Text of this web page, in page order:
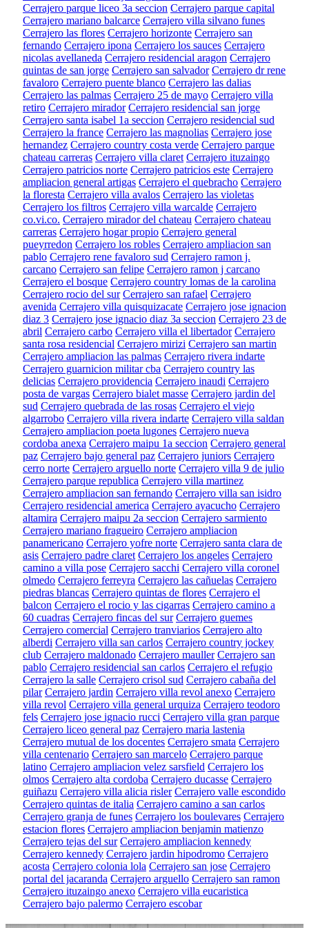
Cerrajero parque liceo 3a seccion Cerrajero parque capital
Cerrajero mariano balcarce Cerrajero villa silvano funes
Cerrajero las flores Cerrajero horizonte Cerrajero san
fernando Cerrajero ipona Cerrajero los sauces Cerrajero
nicolas avellaneda Cerrajero residencial aragon Cerrajero
quintas de san jorge Cerrajero san salvador Cerrajero dr rene
favaloro Cerrajero puente blanco Cerrajero las dalias
Cerrajero las palmas Cerrajero 25 de mayo Cerrajero villa
retiro Cerrajero mirador Cerrajero residencial san jorge
Cerrajero santa isabel 1a seccion Cerrajero residencial sud
Cerrajero la france Cerrajero las magnolias Cerrajero jose
hernandez Cerrajero country costa verde Cerrajero parque
chateau carreras Cerrajero villa claret Cerrajero ituzaingo
Cerrajero patricios norte Cerrajero patricios este Cerrajero
ampliacion general artigas Cerrajero el quebracho Cerrajero
la floresta Cerrajero villa avalos Cerrajero las violetas
Cerrajero los filtros Cerrajero villa warcalde Cerrajero
co.vi.co. Cerrajero mirador del chateau Cerrajero chateau
carreras Cerrajero hogar propio Cerrajero general
pueyrredon Cerrajero los robles Cerrajero ampliacion san
pablo Cerrajero rene favaloro sud Cerrajero ramon j.
carcano Cerrajero san felipe Cerrajero ramon j carcano
Cerrajero el bosque Cerrajero country lomas de la carolina
Cerrajero rocio del sur Cerrajero san rafael Cerrajero
avenida Cerrajero villa quisquizacate Cerrajero jose ignacion
diaz 3 Cerrajero jose ignacio diaz 3a seccion Cerrajero 23 de
abril Cerrajero carbo Cerrajero villa el libertador Cerrajero
santa rosa residencial Cerrajero mirizi Cerrajero san martin
Cerrajero ampliacion las palmas Cerrajero rivera indarte
Cerrajero guarnicion militar cba Cerrajero country las
delicias Cerrajero providencia Cerrajero inaudi Cerrajero
posta de vargas Cerrajero bialet masse Cerrajero jardin del
sud Cerrajero quebrada de las rosas Cerrajero el viejo
algarrobo Cerrajero villa rivera indarte Cerrajero villa saldan
Cerrajero ampliacion poeta lugones Cerrajero nueva
cordoba anexa Cerrajero maipu 1a seccion Cerrajero general
paz Cerrajero bajo general paz Cerrajero juniors Cerrajero
cerro norte Cerrajero arguello norte Cerrajero villa 9 de julio
Cerrajero parque republica Cerrajero villa martinez
Cerrajero ampliacion san fernando Cerrajero villa san isidro
Cerrajero residencial america Cerrajero ayacucho Cerrajero
altamira Cerrajero maipu 2a seccion Cerrajero sarmiento
Cerrajero mariano fragueiro Cerrajero ampliacion
panamericano Cerrajero yofre norte Cerrajero santa clara de
asis Cerrajero padre claret Cerrajero los angeles Cerrajero
camino a villa pose Cerrajero sacchi Cerrajero villa coronel
olmedo Cerrajero ferreyra Cerrajero las cañuelas Cerrajero
piedras blancas Cerrajero quintas de flores Cerrajero el
balcon Cerrajero el rocio y las cigarras Cerrajero camino a
60 cuadras Cerrajero fincas del sur Cerrajero guemes
Cerrajero comercial Cerrajero tranviarios Cerrajero alto
alberdi Cerrajero villa san carlos Cerrajero country jockey
club Cerrajero maldonado Cerrajero mauller Cerrajero san
pablo Cerrajero residencial san carlos Cerrajero el refugio
Cerrajero la salle Cerrajero crisol sud Cerrajero cabaña del
pilar Cerrajero jardin Cerrajero villa revol anexo Cerrajero
villa revol Cerrajero villa general urquiza Cerrajero teodoro
fels Cerrajero jose ignacio rucci Cerrajero villa gran parque
Cerrajero liceo general paz Cerrajero maria lastenia
Cerrajero mutual de los docentes Cerrajero smata Cerrajero
villa centenario Cerrajero san marcelo Cerrajero parque
latino Cerrajero ampliacion velez sarsfield Cerrajero los
olmos Cerrajero alta cordoba Cerrajero ducasse Cerrajero
guiñazu Cerrajero villa alicia risler Cerrajero valle escondido
Cerrajero quintas de italia Cerrajero camino a san carlos
Cerrajero granja de funes Cerrajero los boulevares Cerrajero
estacion flores Cerrajero ampliacion benjamin matienzo
Cerrajero tejas del sur Cerrajero ampliacion kennedy
Cerrajero kennedy Cerrajero jardin hipodromo Cerrajero
acosta Cerrajero colonia lola Cerrajero san jose Cerrajero
portal del jacaranda Cerrajero arguello Cerrajero san ramon
Cerrajero ituzaingo anexo Cerrajero villa eucaristica
Cerrajero bajo palermo Cerrajero escobar